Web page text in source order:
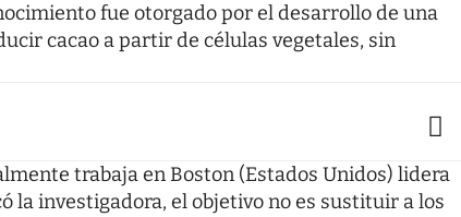
fue otorgado por el desarrollo de una
cacao a partir de células vegetales, sin
trabaja en Boston (Estados Unidos) lidera
la investigadora, el objetivo no es sustituir a los